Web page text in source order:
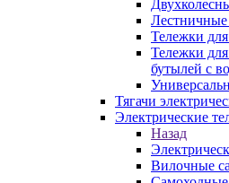
Лестничные
Тележки
Тележки
бутылей с
Тягачи
Электрические
Назад
Вилочные